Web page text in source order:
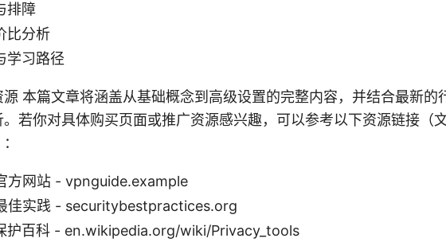
排障
比分析
学习路径
本篇文章将涵盖从基础概念到高级设置的完整内容，并结合最新的
若你对具体购买页面或推广资源感兴趣，可以参考以下资源链接（
方网站 - vpnguide.example
佳实践 - securitybestpractices.org
护百科 - en.wikipedia.org/wiki/Privacy_tools